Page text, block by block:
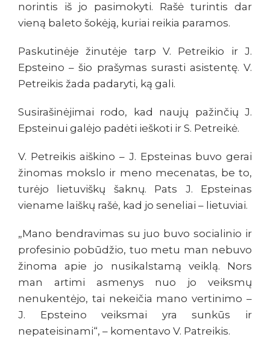
norintis iš jo pasimokyti. Rašė turintis dar
vieną baleto šokėją, kuriai reikia paramos.
Paskutinėje žinutėje tarp V. Petreikio ir J.
Epsteino – šio prašymas surasti asistentę. V.
Petreikis žada padaryti, ką gali.
Susirašinėjimai rodo, kad naujų pažinčių J.
Epsteinui galėjo padėti ieškoti ir S. Petreikė.
V. Petreikis aiškino – J. Epsteinas buvo gerai
žinomas mokslo ir meno mecenatas, be to,
turėjo lietuviškų šaknų. Pats J. Epsteinas
viename laiškų rašė, kad jo seneliai – lietuviai.
„Mano bendravimas su juo buvo socialinio ir
profesinio pobūdžio, tuo metu man nebuvo
žinoma apie jo nusikalstamą veiklą. Nors
man artimi asmenys nuo jo veiksmų
nenukentėjo, tai nekeičia mano vertinimo –
J. Epsteino veiksmai yra sunkūs ir
nepateisinami“, – komentavo V. Patreikis.